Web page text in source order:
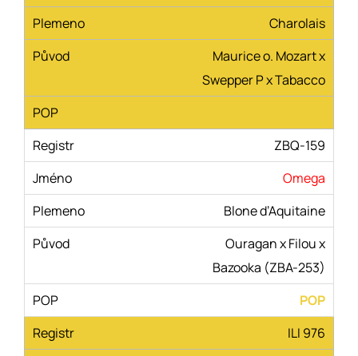
Charolais
Maurice o. Mozart x
Swepper P x Tabacco
ZBQ-159
Omega
Blone ďAquitaine
Ouragan x Filou x
Bazooka (ZBA-253)
POP
ILI 976